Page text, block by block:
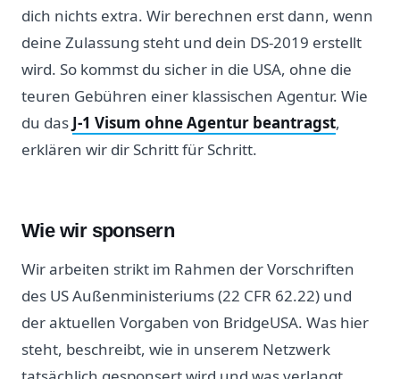
dich nichts extra. Wir berechnen erst dann, wenn
deine Zulassung steht und dein DS-2019 erstellt
wird. So kommst du sicher in die USA, ohne die
teuren Gebühren einer klassischen Agentur. Wie
du das J-1 Visum ohne Agentur beantragst,
erklären wir dir Schritt für Schritt.
Wie wir sponsern
Wir arbeiten strikt im Rahmen der Vorschriften
des US Außenministeriums (22 CFR 62.22) und
der aktuellen Vorgaben von BridgeUSA. Was hier
steht, beschreibt, wie in unserem Netzwerk